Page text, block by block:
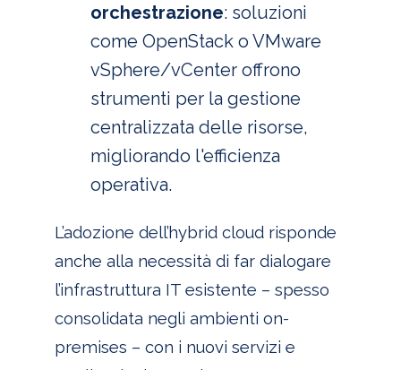
orchestrazione: soluzioni
come OpenStack o VMware
vSphere/vCenter offrono
strumenti per la gestione
centralizzata delle risorse,
migliorando l'efficienza
operativa.
L’adozione dell’hybrid cloud risponde
anche alla necessità di far dialogare
l’infrastruttura IT esistente – spesso
consolidata negli ambienti on-
premises – con i nuovi servizi e